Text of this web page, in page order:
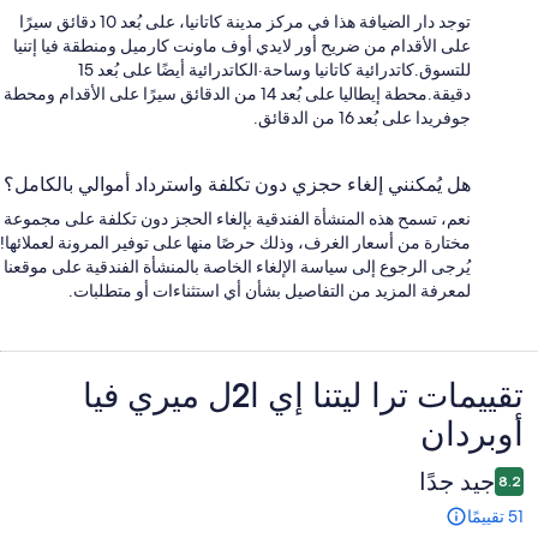
توجد دار الضيافة هذا في مركز مدينة كاتانيا، على بُعد 10 دقائق سيرًا
على الأقدام من ضريح أور لايدي أوف ماونت كارميل ومنطقة فيا إتنيا
للتسوق.كاتدرائية كاتانيا وساحة·الكاتدرائية أيضًا على بُعد 15
دقيقة.محطة إيطاليا على بُعد 14 من الدقائق سيرًا على الأقدام ومحطة
جوفريدا على بُعد 16 من الدقائق.
هل يُمكنني إلغاء حجزي دون تكلفة واسترداد أموالي بالكامل؟
نعم، تسمح هذه المنشأة الفندقية بإلغاء الحجز دون تكلفة على مجموعة
مختارة من أسعار الغرف، وذلك حرصًا منها على توفير المرونة لعملائها!
يُرجى الرجوع إلى سياسة الإلغاء الخاصة بالمنشأة الفندقية على موقعنا
لمعرفة المزيد من التفاصيل بشأن أي استثناءات أو متطلبات.
التقييمات
تقييمات ⁦ترا ليتنا إي ا2ل ميري فيا
أوبردان⁩
8.2 جيد جدًا
51 تقييمًا